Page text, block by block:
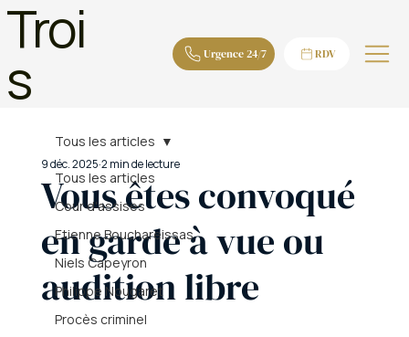
Troi
s Urgence 24/7 RDV
Tous les articles
Cour d'assises
Etienne Bouchareissas
Niels Capeyron
Philippe Nougaret
Procès criminel
Tous les articles
Vous êtes convoqué
en garde à vue ou
audition libre
9 déc. 2025 2 min de lecture